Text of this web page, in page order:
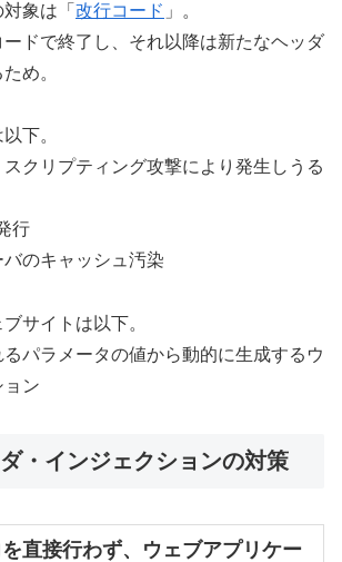
象は「 改行コード 」。
ドで終了し、それ以降は新たなヘッダ
め。
下。
スクリプティング攻撃により発生しうる
行
バのキャッシュ汚染
サイトは以下。
るパラメータの値から動的に生成するウ
ョン
・インジェクションの対策
直接行わず、ウェブアプリケー